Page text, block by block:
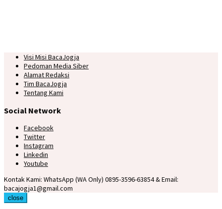
Visi Misi BacaJogja
Pedoman Media Siber
Alamat Redaksi
Tim BacaJogja
Tentang Kami
Social Network
Facebook
Twitter
Instagram
Linkedin
Youtube
Kontak Kami: WhatsApp (WA Only) 0895-3596-63854 & Email:
bacajogja1@gmail.com
close